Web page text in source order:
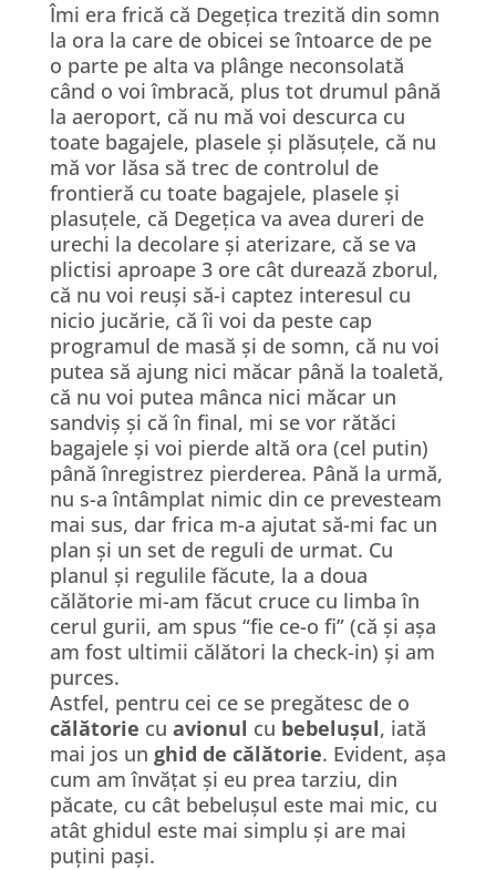
Îmi era frică că Degețica trezită din somn
la ora la care de obicei se întoarce de pe
o parte pe alta va plânge neconsolată
când o voi îmbracă, plus tot drumul până
la aeroport, că nu mă voi descurca cu
toate bagajele, plasele și plăsuțele, că nu
mă vor lăsa să trec de controlul de
frontieră cu toate bagajele, plasele și
plasuțele, că Degețica va avea dureri de
urechi la decolare și aterizare, că se va
plictisi aproape 3 ore cât durează zborul,
că nu voi reuși să-i captez interesul cu
nicio jucărie, că îi voi da peste cap
programul de masă și de somn, că nu voi
putea să ajung nici măcar până la toaletă,
că nu voi putea mânca nici măcar un
sandviș și că în final, mi se vor rătăci
bagajele și voi pierde altă ora (cel putin)
până înregistrez pierderea. Până la urmă,
nu s-a întâmplat nimic din ce prevesteam
mai sus, dar frica m-a ajutat să-mi fac un
plan și un set de reguli de urmat. Cu
planul și regulile făcute, la a doua
călătorie mi-am făcut cruce cu limba în
cerul gurii, am spus “fie ce-o fi” (că și așa
am fost ultimii călători la check-in) și am
purces.
Astfel, pentru cei ce se pregătesc de o
călătorie cu avionul cu bebelușul, iată
mai jos un ghid de călătorie. Evident, așa
cum am învățat și eu prea tarziu, din
păcate, cu cât bebelușul este mai mic, cu
atât ghidul este mai simplu și are mai
puțini pași.